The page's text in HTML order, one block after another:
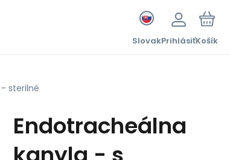
SlovakPrihlásiťKošík
sterilné
Endotracheálna